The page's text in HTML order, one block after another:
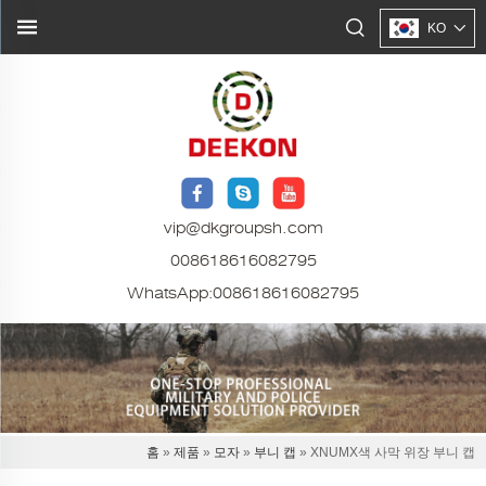
KO
vip@dkgroupsh.com
008618616082795
WhatsApp:008618616082795
홈 » 제품 » 모자 » 부니 캡 » XNUMX색 사막 위장 부니 캡